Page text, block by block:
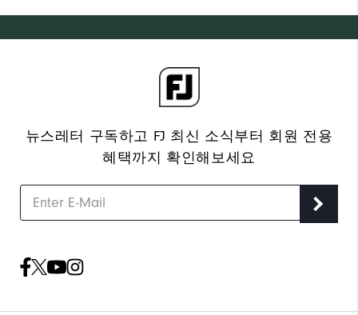
뉴스레터 구독하고 FJ 최신 소식부터 회원 전용
혜택까지 확인해보세요